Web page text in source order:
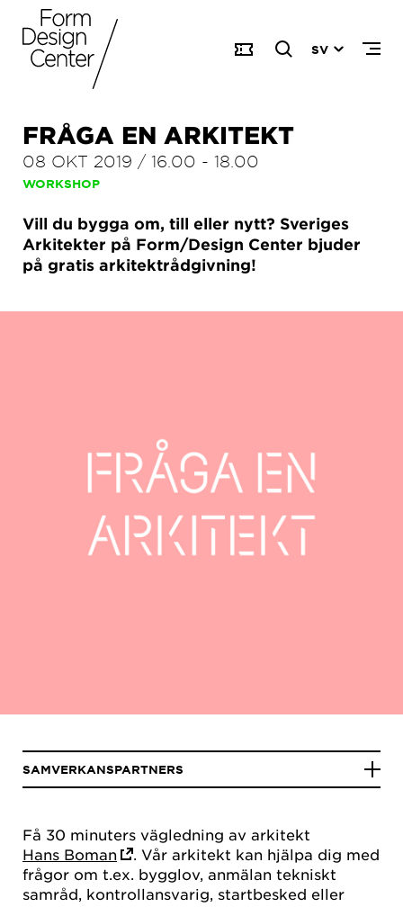
SV
FRÅGA EN ARKITEKT
08 OKT 2019 / 16.00 - 18.00
WORKSHOP
Vill du bygga om, till eller nytt? Sveriges
Arkitekter på Form/Design Center bjuder
på gratis arkitektrådgivning!
Få 30 minuters vägledning av arkitekt
Hans Boman
. Vår arkitekt kan hjälpa dig med
frågor om t.ex. bygglov, anmälan tekniskt
samråd, kontrollansvarig, startbesked eller
SAMVERKANSPARTNERS